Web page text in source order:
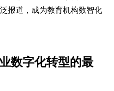
报道，成为教育机构数智化
数字化转型的最